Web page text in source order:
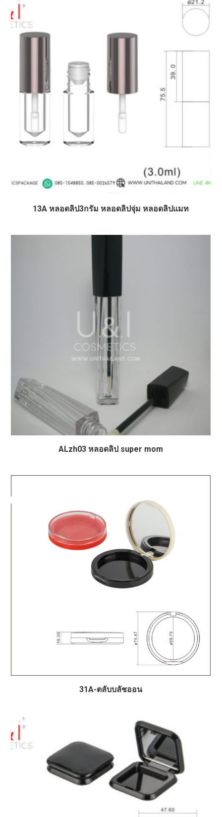
13A หลอดลิป3กรัม หลอดลิปจุ่ม หลอดลิปแมท
ALzh03 หลอดลิป super mom
31A-ตลับบลัชออน